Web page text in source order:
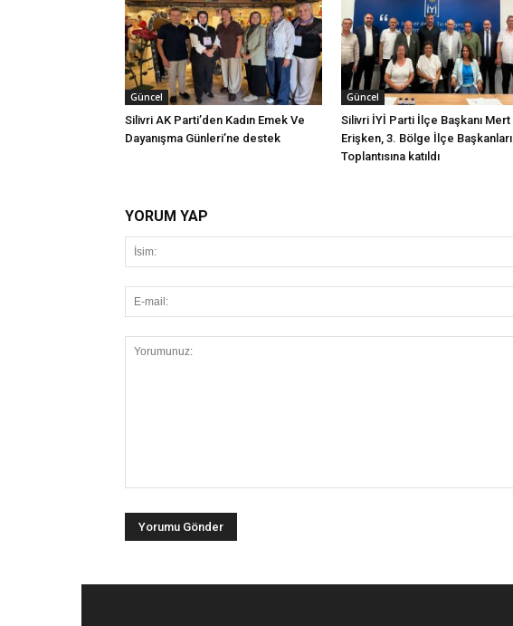
Güncel
Silivri AK Parti’den Kadın Emek Ve
Dayanışma Günleri’ne destek
Güncel
Silivri İYİ Parti İlçe Başkanı Mert
Erişken, 3. Bölge İlçe Başkanları
Toplantısına katıldı
YORUM YAP